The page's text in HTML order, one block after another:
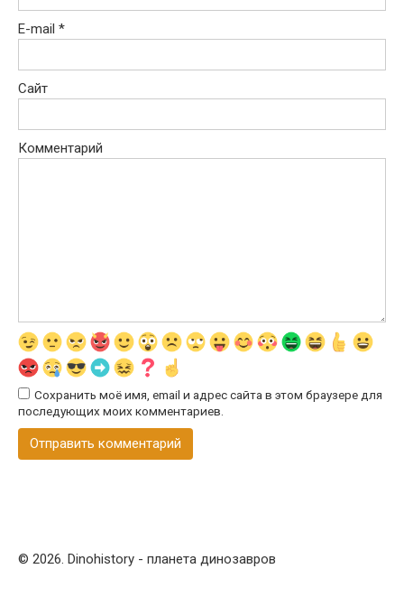
E-mail *
Сайт
Комментарий
Сохранить моё имя, email и адрес сайта в этом браузере для
последующих моих комментариев.
© 2026. Dinohistory - планета динозавров